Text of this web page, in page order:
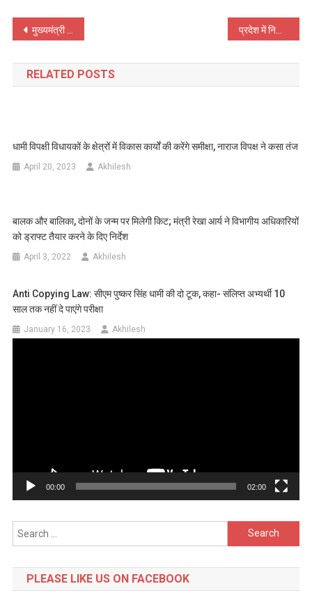
Post
navigation
मुख्यमंत्री धामी ने किया उत्तराखंड महोत्सव का उद्घाटन, सीएम का एलान-उत्तराखंड में जल्द लागू होगा समान नागरिक संहिता कानून
RELATED POSTS
धामी विपक्षी विधायकों के क्षेत्रों में विकास कार्यों की करेंगे समीक्षा, नाराज विपक्ष ने कसा तंज
April 20, 2023 Akhilesh
बालक और बालिका, दोनों के जन्म पर मिलेगी किट; मंत्री रेखा आर्य ने विभागीय अधिकारियों
को ड्राफ्ट तैयार करने के दिए निर्देश
April 3, 2022 Akhilesh
Anti Copying Law: सीएम पुष्‍कर सिंह धामी की दो टूक, कहा- संलिप्त अभ्यर्थी 10
साल तक नहीं दे पाएंगे परीक्षा
January 16, 2023 Akhilesh
00:00 02:00
Search
for:
PLEASE LIKE US ON FACEBOOK